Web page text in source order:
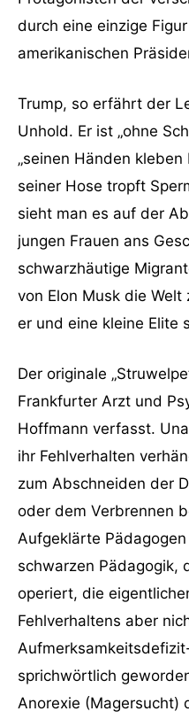
durch eine einzige
amerikanischen
Trump, so erfährt der
Unhold. Er ist „ohne
„seinen Händen kleben
seiner Hose tropft
sieht man es auf der
jungen Frauen ans
schwarzhäutige
von Elon Musk die
er und eine kleine Elite
Der originale
Frankfurter Arzt und
Hoffmann verfasst.
ihr Fehlverhalten
zum Abschneiden der
oder dem Verbrennen
Aufgeklärte
schwarzen Pädagogik,
operiert, die
Fehlverhaltens aber
sprichwörtlich
Anorexie (Magersucht)